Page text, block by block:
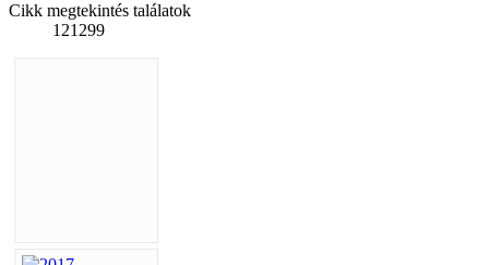
Cikk megtekintés találatok
121299